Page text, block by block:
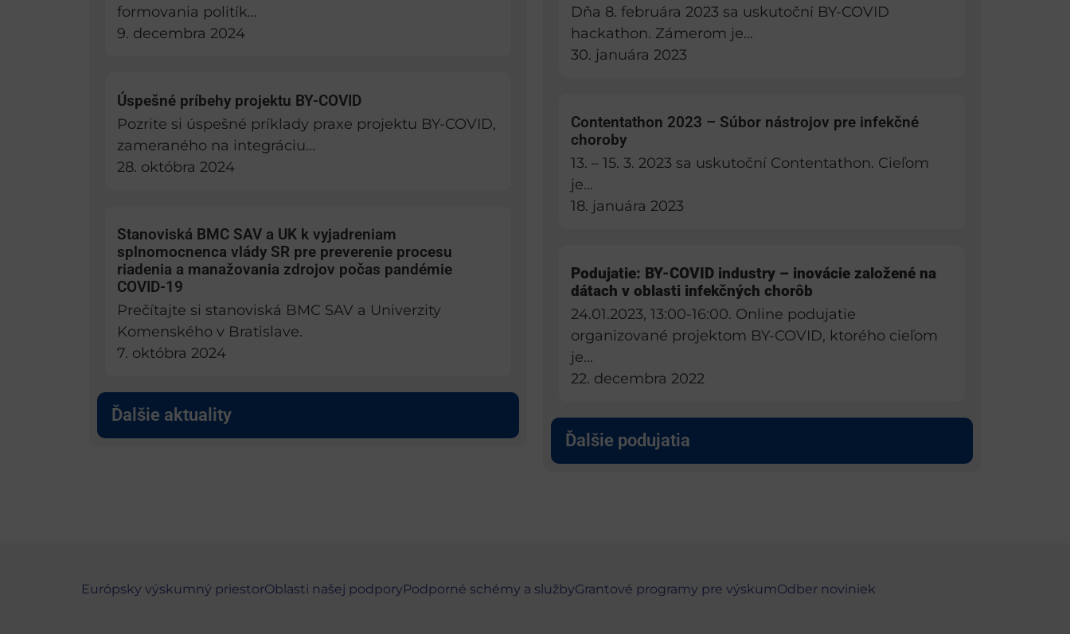
formovania politík...
9. decembra 2024
Úspešné príbehy projektu BY-COVID
Pozrite si úspešné príklady praxe projektu BY-COVID,
zameraného na integráciu...
28. októbra 2024
Stanoviská BMC SAV a UK k vyjadreniam
splnomocnenca vlády SR pre preverenie procesu
riadenia a manažovania zdrojov počas pandémie
COVID-19
Prečítajte si stanoviská BMC SAV a Univerzity
Komenského v Bratislave.
7. októbra 2024
Ďalšie aktuality
Dňa 8. februára 2023 sa uskutoční BY-COVID
hackathon. Zámerom je...
30. januára 2023
Contentathon 2023 – Súbor nástrojov pre infekčné
choroby
13. – 15. 3. 2023 sa uskutoční Contentathon. Cieľom
je...
18. januára 2023
Podujatie: BY-COVID industry – inovácie založené na
dátach v oblasti infekčných chorôb
24.01.2023, 13:00-16:00. Online podujatie
organizované projektom BY-COVID, ktorého cieľom
je...
22. decembra 2022
Ďalšie podujatia
Európsky výskumný priestorOblasti našej podporyPodporné schémy a službyGrantové programy pre výskumOdber noviniek